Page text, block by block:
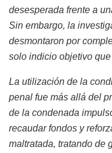
desesperada frente a
Sin embargo, la
desmontaron por
solo indicio objetivo
La utilización de la
penal fue más allá del
de la condenada
recaudar fondos y
maltratada, tratando de